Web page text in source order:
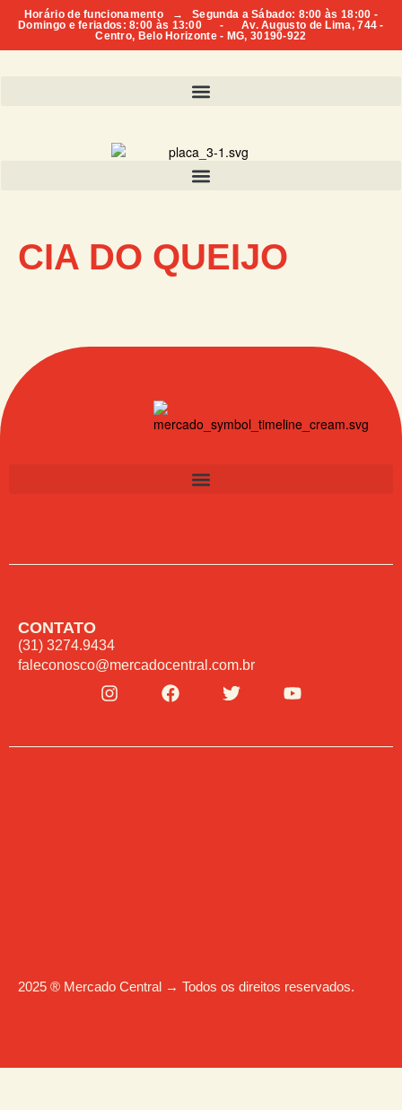
Horário de funcionamento → Segunda a Sábado: 8:00 às 18:00 -
Domingo e feriados: 8:00 às 13:00 - Av. Augusto de Lima, 744 -
Centro, Belo Horizonte - MG, 30190-922
CIA DO QUEIJO
CONTATO
(31) 3274.9434
faleconosco@mercadocentral.com.br
2025 ® Mercado Central → Todos os direitos reservados.